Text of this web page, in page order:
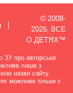
© 2008-
2026, ВСЕ
О ДЕТЯХ™
ЗУ про авторське
лише з
назви сайту.
можливе тільки з